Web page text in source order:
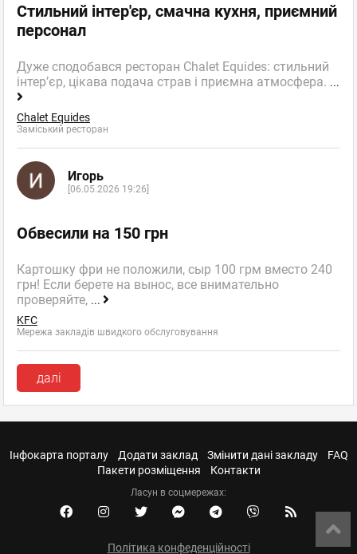
Стильний інтер'єр, смачна кухня, приємний
персонал
Дуже сподобався ресторан Chalet Equides: стильний
інтер’єр, цікава подача страв і приємна атмосфера. ...
Chalet Equides
Заміський ресторан
Игорь
[06.05.2026 19:26]
Обвесили на 150 грн
Картошку фри не положили, сыр 100 грм вместо 240
грн! Если берете на вынос, все внимательно
проверяйте, ...
KFC
Мережа закладів швидкого обслуговування
далі
Інфокарта порталу Додати заклад Змінити дані закладу
FAQ
Пакети розміщення
Контакти
Ласун в соцмережах:
Політика конфеденційності